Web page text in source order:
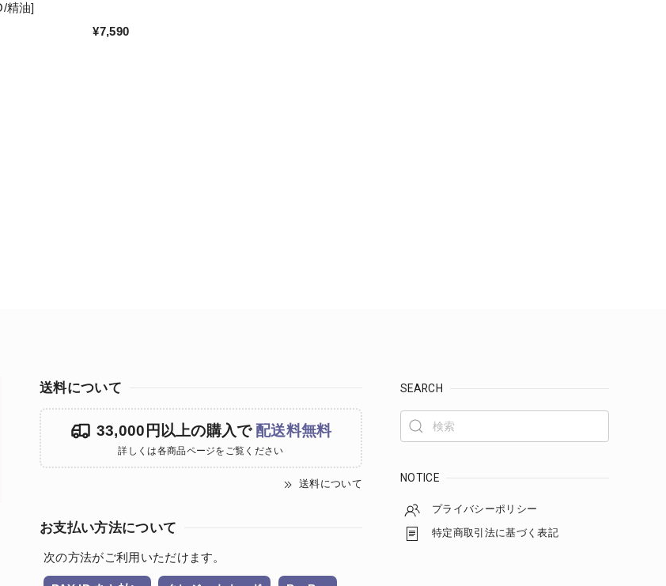
精油]
¥7,590
送料について
33,000円以上の購入で 配送料無料
詳しくは各商品ページをご覧ください
送料について
お支払い方法について
次の方法がご利用いただけます。
SEARCH
NOTICE
プライバシーポリシー
特定商取引法に基づく表記